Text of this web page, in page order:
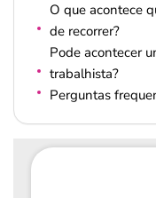
O que acontece
de recorrer?
Pode acontecer
trabalhista?
Perguntas